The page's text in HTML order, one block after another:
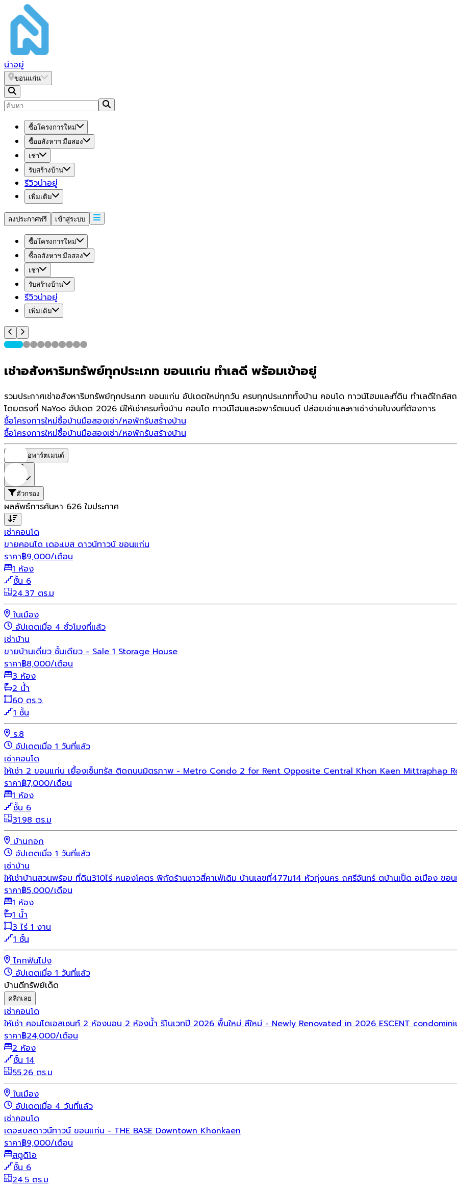
น่าอยู่
ขอนแก่น
ซื้อโครงการใหม่
ซื้ออสังหาฯ มือสอง
เช่า
รับสร้างบ้าน
รีวิวน่าอยู่
เพิ่มเติม
ลงประกาศฟรี เข้าสู่ระบบ
ซื้อโครงการใหม่
ซื้ออสังหาฯ มือสอง
เช่า
รับสร้างบ้าน
รีวิวน่าอยู่
เพิ่มเติม
เช่าอสังหาริมทรัพย์ทุกประเภท ขอนแก่น ทำเลดี พร้อมเข้าอยู่
รวมประกาศเช่าอสังหาริมทรัพย์ทุกประเภท ขอนแก่น อัปเดตใหม่ทุกวัน ครบทุกประเภททั้งบ้าน คอนโด ทาวน์โฮมและที่ดิน ทำเลดีใกล้
โดยตรงที่ NaYoo อัปเดต 2026 มีให้เช่าครบทั้งบ้าน คอนโด ทาวน์โฮมและอพาร์ตเมนต์ ปล่อยเช่าและหาเช่าง่ายในงบที่ต้องการ
ซื้อโครงการใหม่ซื้อบ้านมือสองเช่า/หอพักรับสร้างบ้าน
ซื้อโครงการใหม่ซื้อบ้านมือสองเช่า/หอพักรับสร้างบ้าน
หอพัก/อพาร์ตเมนต์
ตัวกรอง
ผลลัพธ์การค้นหา 626 ใบประกาศ
เช่าคอนโด
ขายคอนโด เดอะเบส ดาวน์ทาวน์ ขอนแก่น
ราคา฿9,000/เดือน
1 ห้อง
ชั้น 6
24.37 ตร.ม
ในเมือง
อัปเดตเมื่อ 4 ชั่วโมงที่แล้ว
เช่าบ้าน
ขายบ้านเดี่ยว ชั้นเดียว - Sale 1 Storage House
ราคา฿8,000/เดือน
3 ห้อง
2 น้ำ
60 ตร.ว.
1 ชั้น
ร.8
อัปเดตเมื่อ 1 วันที่แล้ว
เช่าคอนโด
ให้เช่า 2 ขอนแก่น เยื้องเซ็นทรัล ติดถนนมิตรภาพ - Metro Condo 2 for Rent Opposite Central Khon Kaen Mittraphap
ราคา฿7,000/เดือน
1 ห้อง
ชั้น 6
31.98 ตร.ม
บ้านกอก
อัปเดตเมื่อ 1 วันที่แล้ว
เช่าบ้าน
ให้เช่าบ้านสวนพร้อม ที่ดิน310ไร่ หนองโคตร พิกัดร้านซาวสี่คาเฟ่เดิม บ้านเลขที่477ม14 หัวทุ่งนคร ถศรีจันทร์ ตบ้านเป็ด อเมือง ขอ
ราคา฿5,000/เดือน
1 ห้อง
1 น้ำ
3 ไร่ 1 งาน
1 ชั้น
โคกฟันโปง
อัปเดตเมื่อ 1 วันที่แล้ว
บ้านดีทรัพย์เด็ด
คลิกเลย
เช่าคอนโด
ให้เช่า คอนโดเอสเซนท์ 2 ห้องนอน 2 ห้องน้ำ รีโนเวทปี 2026 พื้นใหม่ สีใหม่ - Newly Renovated in 2026 ESCENT
ราคา฿24,000/เดือน
2 ห้อง
ชั้น 14
55.26 ตร.ม
ในเมือง
อัปเดตเมื่อ 4 วันที่แล้ว
เช่าคอนโด
เดอะเบสดาวน์ทาวน์ ขอนแก่น - THE BASE Downtown Khonkaen
ราคา฿9,000/เดือน
สตูดิโอ
ชั้น 6
24.5 ตร.ม